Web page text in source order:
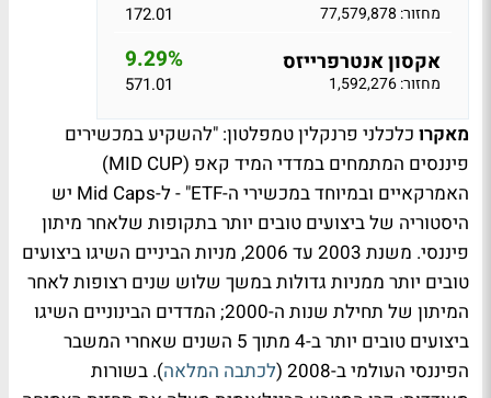
מחזור: 77,579,878 172.01
אקסון אנטרפרייזס 9.29%
מחזור: 1,592,276 571.01
מאקרו כלכלני פרנקלין טמפלטון: "להשקיע במכשירים
פיננסים המתמחים במדדי המיד קאפ (MID CUP)
האמרקאיים ובמיוחד במכשירי ה-ETF" - ל-Mid Caps יש
היסטוריה של ביצועים טובים יותר בתקופות שלאחר מיתון
פיננסי. משנת 2003 עד 2006, מניות הביניים השיגו ביצועים
טובים יותר ממניות גדולות במשך שלוש שנים רצופות לאחר
המיתון של תחילת שנות ה-2000; המדדים הבינוניים השיגו
ביצועים טובים יותר ב-4 מתוך 5 השנים שאחרי המשבר
הפיננסי העולמי ב-2008 (
לכתבה המלאה). בשורות